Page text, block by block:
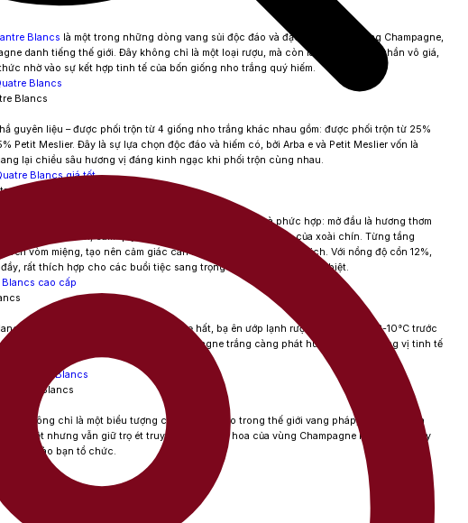
Blancs là một trong những dòng vang sủi độc đáo và đặc biệt đến từ vùng Champagne,
danh tiếng thế giới. Đây không chỉ là một loại rượu, mà còn là món quà tinh thần vô giá,
nhờ vào sự kết hợp tinh tế của bốn giống nho trắng quý hiếm.
Blancs
guyên liệu – được phối trộn từ 4 giống nho trắng khác nhau gồm: được phối trộn từ 25%
Petit Meslier. Đây là sự lựa chọn độc đáo và hiếm có, bởi Arba e và Petit Meslier vốn là
lại chiều sâu hương vị đáng kinh ngạc khi phối trộn cùng nhau.
Blancs
de Quantre Blancs
là bản giao hưởng đầy sống động và phức hợp: mở đầu là hương thơm
táo xanh, chanh, cam quýt, và đan xen một chút ngọt ngào của xoài chín. Từng tầng
vòm miệng, tạo nên cảm giác cân bằng, mượt mà và thanh lịch. Với nồng độ cồn 12%,
rất thích hợp cho các buổi tiệc sang trọng hoặc những dịp đặc biệt.
de Quantre Blancs
một cách trọn vẹ hất, bạ ên ướp lạnh rượu ở nhiệt độ từ 8-10°C trước
hoặc món khai vị nhẹ, rượu Champagne trắng càng phát huy trọn vẹn hương vị tinh tế
Quatre Blancs
không chỉ là một biểu tượng của sự sáng tạo trong thế giới vang pháp, mà còn là lựa
biệt nhưng vẫn giữ trọ ét truyền thống tinh hoa của vùng Champagne lừng danh. Đây
tiệc nào bạn tổ chức.